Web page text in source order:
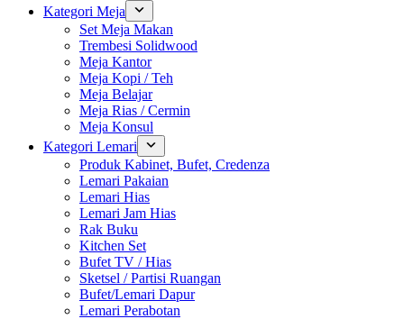
Kategori Meja
Set Meja Makan
Trembesi Solidwood
Meja Kantor
Meja Kopi / Teh
Meja Belajar
Meja Rias / Cermin
Meja Konsul
Kategori Lemari
Produk Kabinet, Bufet, Credenza
Lemari Pakaian
Lemari Hias
Lemari Jam Hias
Rak Buku
Kitchen Set
Bufet TV / Hias
Sketsel / Partisi Ruangan
Bufet/Lemari Dapur
Lemari Perabotan